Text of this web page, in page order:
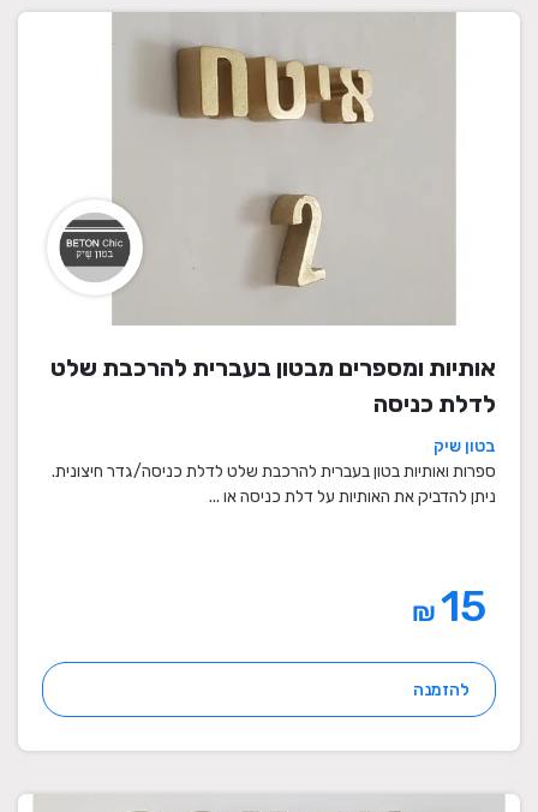
אותיות ומספרים מבטון בעברית להרכבת שלט
לדלת כניסה
בטון שיק
ספרות ואותיות בטון בעברית להרכבת שלט לדלת כניסה/גדר חיצונית.
ניתן להדביק את האותיות על דלת כניסה או ...
₪
להזמנה